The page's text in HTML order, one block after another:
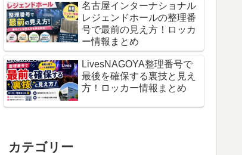
名古屋インターナショナル
レジェンドホールの整理番
号で最前の見え方！ロッカ
ー情報まとめ
LivesNAGOYA整理番号で
最後を確保する裏技と見え
方！ロッカー情報まとめ
カテゴリー